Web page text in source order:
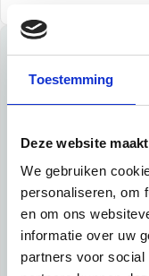
Toestemming
Deze website
We gebruiken
personaliseren, om
en om ons
informatie over uw
partners voor
Tips
Tip 1:
Schrijf een
informatie mee:
Ben je student,